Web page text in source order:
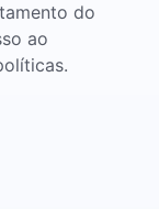
do
ao